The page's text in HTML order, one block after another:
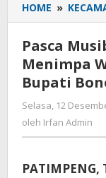
HOME »
Pasca
Menimpa
Bupati
Selasa, 12
oleh Irfan Admin
PATIMPENG,